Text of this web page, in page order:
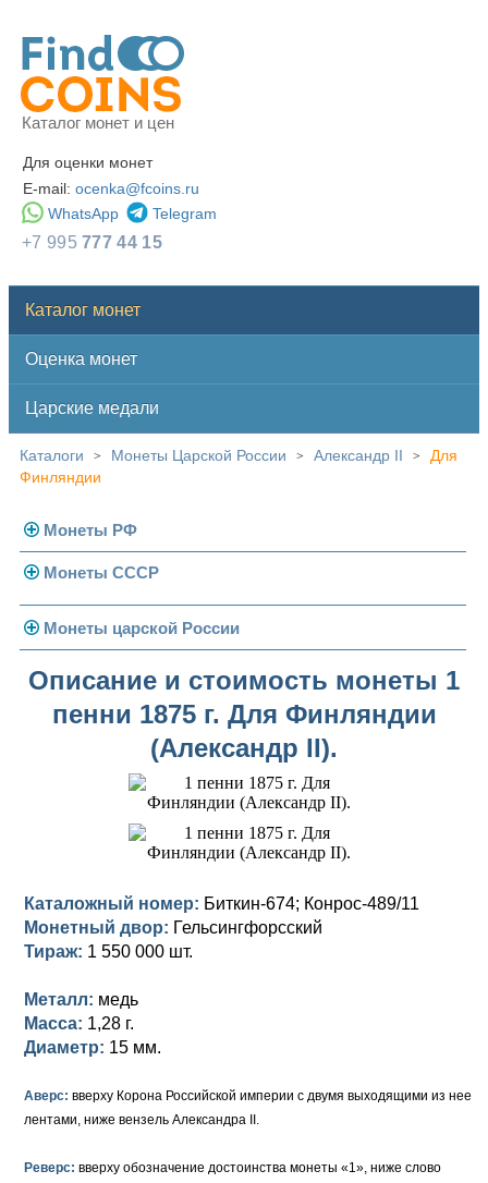
Каталог монет и цен
Для оценки монет
E-mail: ocenka@fcoins.ru
WhatsApp
Telegram
+7 995777 44 15
Каталог монет
Оценка монет
Царские медали
Каталоги > Монеты Царской России > Александр II >
Для
Финляндии
Монеты РФ
Современная Россия
Монеты 1991-1993 гг.
Монеты СССР
Погодовка СССР
Монеты 1958 года
Золотые червонцы
Памятные и юбилейные
Монеты царской России
Николай II (1894-1917)
Золото
Германская оккупация
Для Финляндии
Памятные и донативные
Александр III (1881-1894)
Для Финляндии
Памятные и донативные
Александр II (1855-1881)
Медь
Для Финляндии
Николай I (1825-1855)
Платина, золото
Серебро
Русско-Польские
Памятные и донативные
Александр I (1801-1825)
Золото
Серебро
Для Грузии
Павел I (1796-1801)
Золото
Медь
Екатерина II (1762-1796)
Серебро
Сибирские монеты
Для Молдавии и Валахии
Елизавета I (1741-1762)
Серебро
Медь
Анна Иоанновна (1730-1740)
Петр II (1727-1730)
Описание и стоимость монеты 1
пенни 1875 г. Для Финляндии
(Александр II).
Каталожный номер: Биткин-674; Конрос-489/11
Монетный двор: Гельсингфорсский
Тираж: 1 550 000 шт.
Металл: медь
Масса: 1,28 г.
Диаметр: 15 мм.
Аверс: вверху Корона Российской империи с двумя выходящими из нее
лентами, ниже вензель Александра II.
Реверс: вверху обозначение достоинства монеты «1», ниже слово